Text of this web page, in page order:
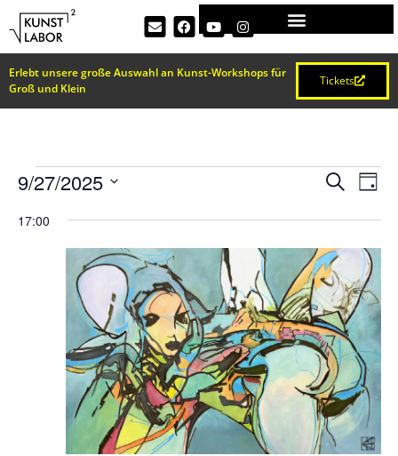
Erlebt unsere große Auswahl an Kunst-Workshops für
Groß und Klein
Tickets
UND
SucheTag
9/27/2025
wählen.
17:00